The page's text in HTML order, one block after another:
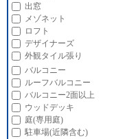
出窓
メゾネット
ロフト
デザイナーズ
外観タイル張り
バルコニー
ルーフバルコニー
バルコニー2面以上
ウッドデッキ
庭(専用庭)
駐車場(近隣含む)